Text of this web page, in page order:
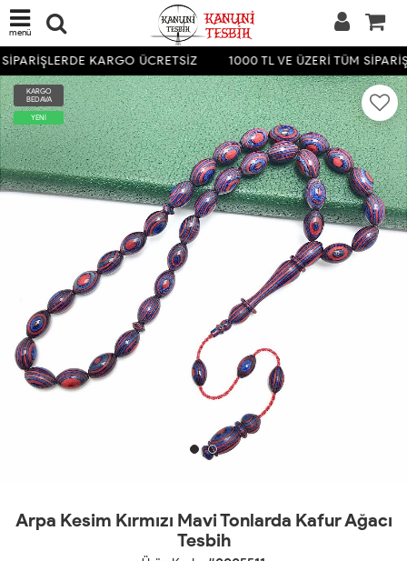
menü
KARGO ÜCRETSİZ 1000 TL VE ÜZERİ TÜM
KARGO
BEDAVA
YENİ
Arpa Kesim Kırmızı Mavi Tonlarda Kafur Ağacı
Tesbih